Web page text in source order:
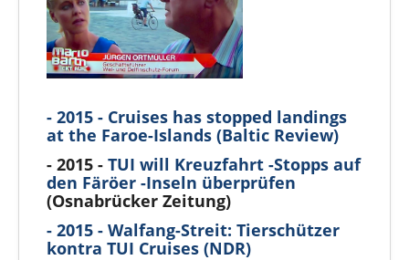
- 2015 - Cruises has stopped landings
at the Faroe-Islands (Baltic Review)
- 2015 - TUI will Kreuzfahrt -Stopps auf
den Färöer -Inseln überprüfen
(Osnabrücker Zeitung)
- 2015 - Walfang-Streit: Tierschützer
kontra TUI Cruises (NDR)